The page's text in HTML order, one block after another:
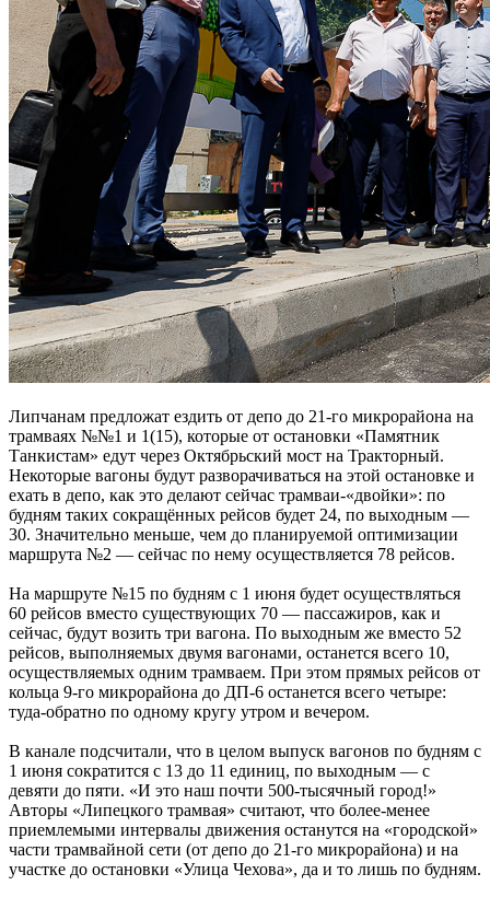
Липчанам предложат ездить от депо до 21-го микрорайона на
трамваях №№1 и 1(15), которые от остановки «Памятник
Танкистам» едут через Октябрьский мост на Тракторный.
Некоторые вагоны будут разворачиваться на этой остановке и
ехать в депо, как это делают сейчас трамваи-«двойки»: по
будням таких сокращённых рейсов будет 24, по выходным —
30. Значительно меньше, чем до планируемой оптимизации
маршрута №2 — сейчас по нему осуществляется 78 рейсов.
На маршруте №15 по будням с 1 июня будет осуществляться
60 рейсов вместо существующих 70 — пассажиров, как и
сейчас, будут возить три вагона. По выходным же вместо 52
рейсов, выполняемых двумя вагонами, останется всего 10,
осуществляемых одним трамваем. При этом прямых рейсов от
кольца 9-го микрорайона до ДП-6 останется всего четыре:
туда-обратно по одному кругу утром и вечером.
В канале подсчитали, что в целом выпуск вагонов по будням с
1 июня сократится с 13 до 11 единиц, по выходным — с
девяти до пяти. «И это наш почти 500-тысячный город!»
Авторы «Липецкого трамвая» считают, что более-менее
приемлемыми интервалы движения останутся на «городской»
части трамвайной сети (от депо до 21-го микрорайона) и на
участке до остановки «Улица Чехова», да и то лишь по будням.